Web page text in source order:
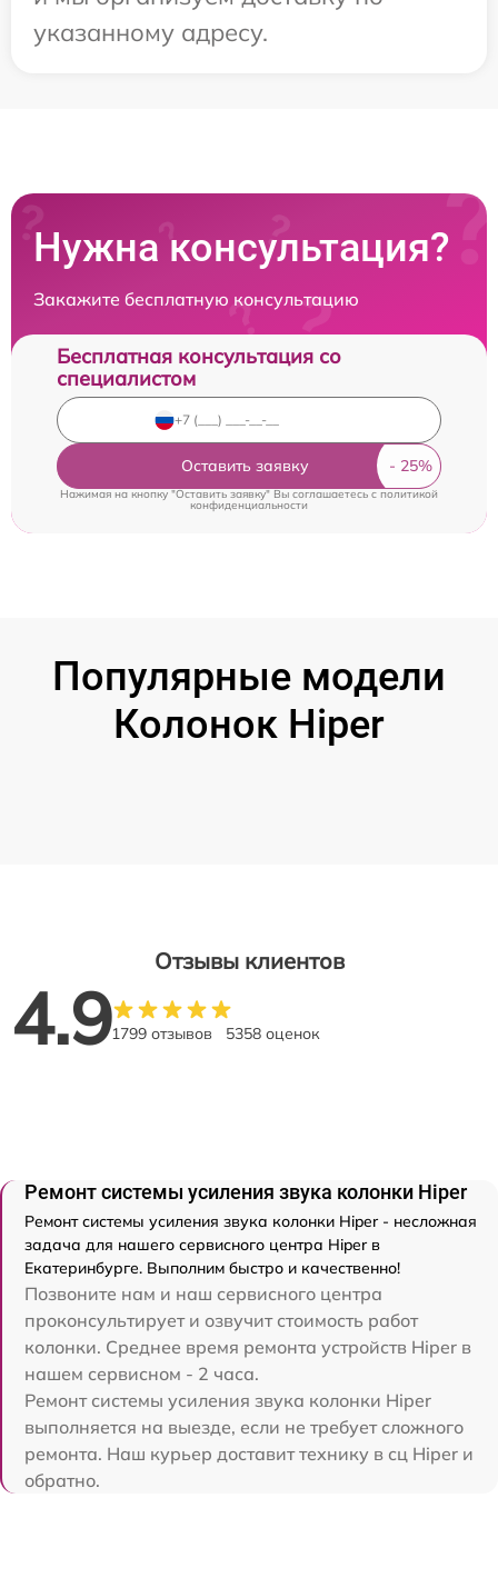
указанному адресу.
Нужна консультация?
Закажите бесплатную консультацию
Бесплатная консультация со
специалистом
Оставить заявку
Нажимая на кнопку "Оставить заявку" Вы соглашаетесь cполитикой
конфиденциальности
Популярные модели
Колонок Hiper
Отзывы клиентов
4.91799 отзывов 5358 оценок
Ремонт системы усиления звука колонки Hiper
Ремонт системы усиления звука колонки Hiper - несложная
задача для нашего сервисного центра Hiper в
Екатеринбурге. Выполним быстро и качественно!
Позвоните нам и наш сервисного центра
проконсультирует и озвучит стоимость работ
колонки. Среднее время ремонта устройств Hiper в
нашем сервисном - 2 часа.
Ремонт системы усиления звука колонки Hiper
выполняется на выезде, если не требует сложного
ремонта. Наш курьер доставит технику в сц Hiper и
обратно.